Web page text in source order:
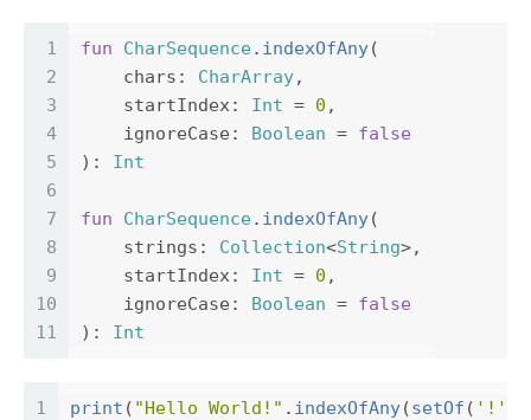
1
2
3
4
5
6
7
8
9
10
11
fun CharSequence. indexOfAny(
chars : CharArray,
startIndex: Int = 0 ,
ignoreCase : Boolean = false
):
Int
fun CharSequence. indexOfAny(
strings : Collection<String>,
startIndex: Int = 0 ,
ignoreCase : Boolean = false
):
Int
1 print ( "Hello World!" . indexOfAny(setOf ( '!'